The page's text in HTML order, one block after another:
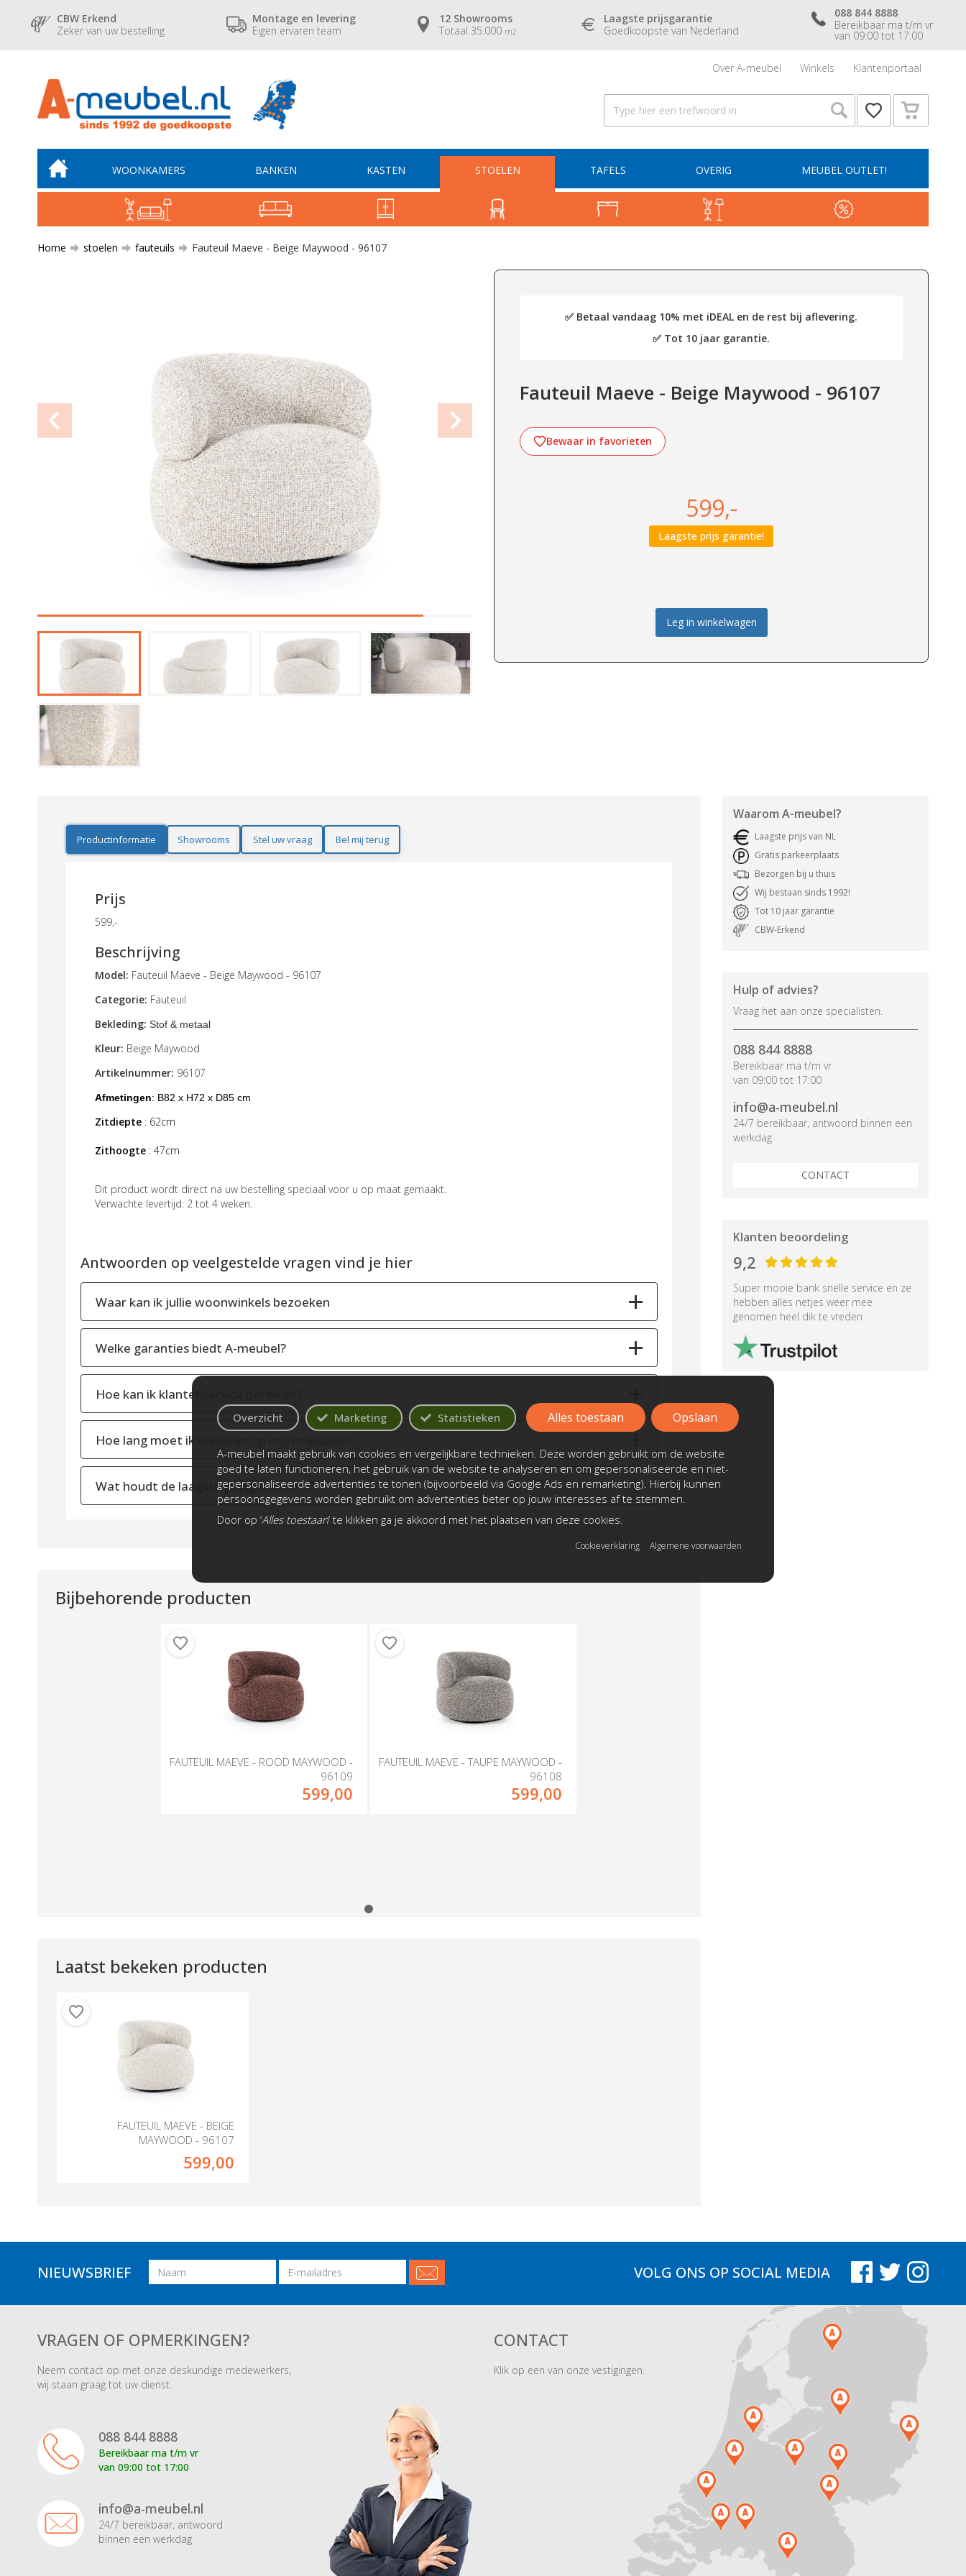
CBW Erkend
Zeker van uw bestelling
Montage en levering
Eigen ervaren team
12 Showrooms
Totaal 35.000 m2
Laagste prijsgarantie
Goedkoopste van Nederland
088 844 8888
Bereikbaar ma t/m vr
van 09:00 tot 17:00
Over A-meubel Winkels Klantenportaal
WOONKAMERS BANKEN KASTEN STOELEN TAFELS OVERIG MEUBEL OUTLET!
Home stoelen fauteuils Fauteuil Maeve - Beige Maywood - 96107
✅ Betaal vandaag 10% met iDEAL en de rest bij aflevering.
✅ Tot 10 jaar garantie.
Fauteuil Maeve - Beige Maywood - 96107
Bewaar in favorieten
599,-
Laagste prijs garantie!
Leg in winkelwagen
Productinformatie Showrooms Stel uw vraag Bel mij terug
Prijs
599,-
Beschrijving
Model: Fauteuil Maeve - Beige Maywood - 96107
Categorie: Fauteuil
Bekleding: Stof & metaal
Kleur: Beige Maywood
Artikelnummer: 96107
Afmetingen: B82 x H72 x D85 cm
Zitdiepte : 62cm
Zithoogte : 47cm
Dit product wordt direct na uw bestelling speciaal voor u op maat gemaakt.
Verwachte levertijd: 2 tot 4 weken.
Antwoorden op veelgestelde vragen vind je hier
Waar kan ik jullie woonwinkels bezoeken
Welke garanties biedt A-meubel?
Hoe kan ik klantenservice bereiken?
Hoe lang moet ik wachten op mijn meubels?
Wat houdt de laagste prijsgarantie in?
Bijbehorende producten
FAUTEUIL MAEVE - ROOD MAYWOOD -
96109
599,00
FAUTEUIL MAEVE - TAUPE MAYWOOD -
96108
599,00
Laatst bekeken producten
FAUTEUIL MAEVE - BEIGE
MAYWOOD - 96107
599,00
Waarom A-meubel?
Laagste prijs van NL
Gratis parkeerplaats
Bezorgen bij u thuis
Wij bestaan sinds 1992!
Tot 10 jaar garantie
CBW-Erkend
Hulp of advies?
Vraag het aan onze specialisten.
088 844 8888
Bereikbaar ma t/m vr
van 09:00 tot 17:00
info@a-meubel.nl
24/7 bereikbaar, antwoord binnen een
werkdag
CONTACT
Klanten beoordeling
9,2
Super mooie bank snelle service en ze
hebben alles netjes weer mee
genomen heel dik te vreden
NIEUWSBRIEF Naam
Email
adres
VOLG ONS OP SOCIAL MEDIA
VRAGEN OF OPMERKINGEN?
Neem contact op met onze deskundige medewerkers,
wij staan graag tot uw dienst.
088 844 8888
Bereikbaar ma t/m vr
van 09:00 tot 17:00
info@a-meubel.nl
24/7 bereikbaar, antwoord
binnen een werkdag
CONTACT
Klik op een van onze vestigingen.
Overzicht Marketing Statistieken
A-meubel maakt gebruik van cookies en vergelijkbare technieken. Deze worden gebruikt om de website
goed te laten functioneren, het gebruik van de website te analyseren en om gepersonaliseerde en niet-
gepersonaliseerde advertenties te tonen (bijvoorbeeld via Google Ads en remarketing). Hierbij kunnen
persoonsgegevens worden gebruikt om advertenties beter op jouw interesses af te stemmen.
Door op ‘Alles toestaan’ te klikken ga je akkoord met het plaatsen van deze cookies.
Alles toestaan Opslaan
Cookieverklaring Algemene voorwaarden